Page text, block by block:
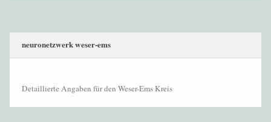
neuronetzwerk weser-ems
Detaillierte Angaben für den Weser-Ems Kreis